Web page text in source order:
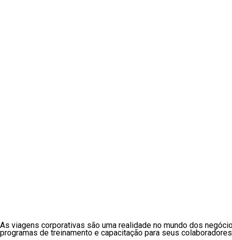
As viagens corporativas são uma realidade no mundo dos
programas de treinamento e capacitação para seus